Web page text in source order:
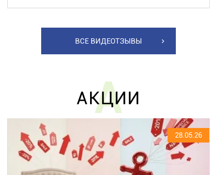
ВСЕ ВИДЕОТЗЫВЫ
А
АКЦИИ
28.05.26